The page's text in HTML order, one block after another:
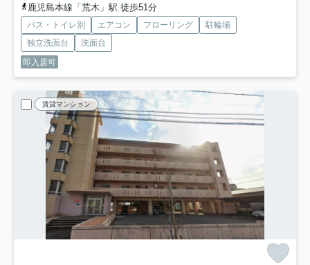
鹿児島本線「荒木」駅 徒歩51分
バス・トイレ別 エアコン フローリング
駐輪場
独立洗面台
洗面台
即入居可
賃貸マンション